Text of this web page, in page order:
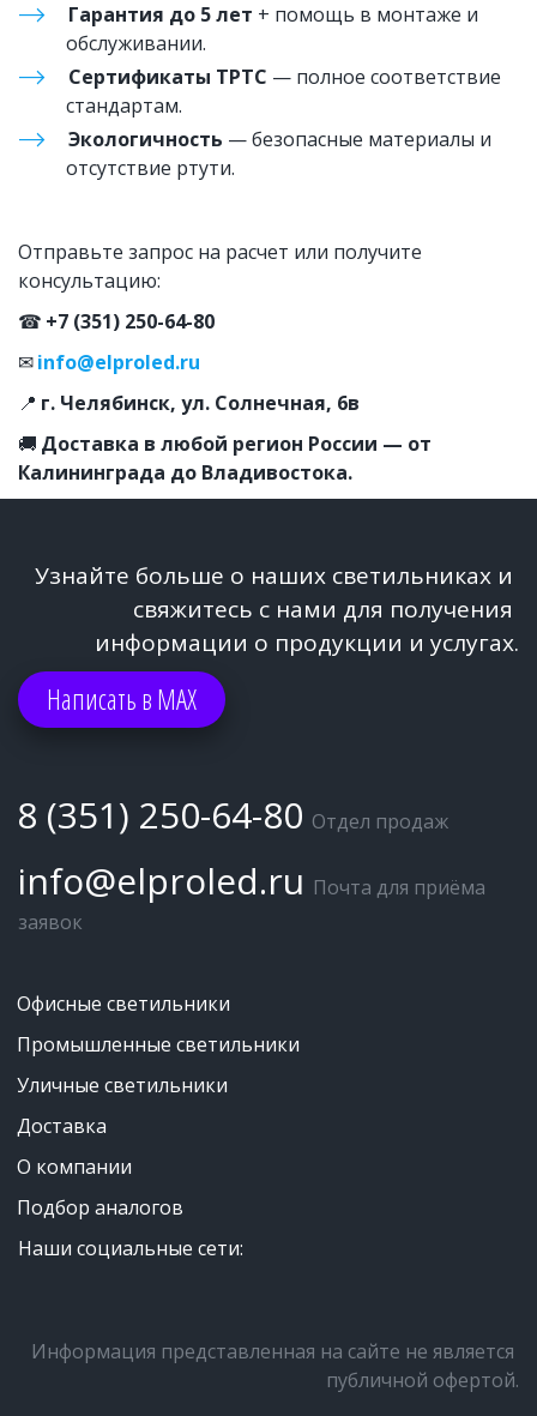
Гарантия до 5 лет + помощь в монтаже и
обслуживании.
Сертификаты ТРТС — полное соответствие
стандартам.
Экологичность — безопасные материалы и
отсутствие ртути.
Отправьте запрос на расчет или получите
консультацию:
☎ +7 (351) 250-64-80
✉ info@elproled.ru
📍 г. Челябинск, ул. Солнечная, 6в
🚚 Доставка в любой регион России — от
Калининграда до Владивостока.
Узнайте больше о наших светильниках и
свяжитесь с нами для получения
информации о продукции и услугах.
Написать в МАХ
8 (351) 250-64-80 Отдел продаж
info@elproled.ru Почта для приёма
заявок
Офисные светильники
Промышленные светильники
Уличные светильники
Доставка
О компании
Подбор аналогов
Наши социальные сети:
Информация представленная на сайте не является
публичной офертой.